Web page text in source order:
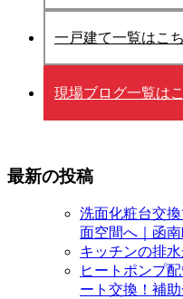
一戸建て一覧はこ
現場ブログ一覧は
最新の投稿
洗面化粧台交
面空間へ｜函
キッチンの排
ヒートポンプ
ート交換！補